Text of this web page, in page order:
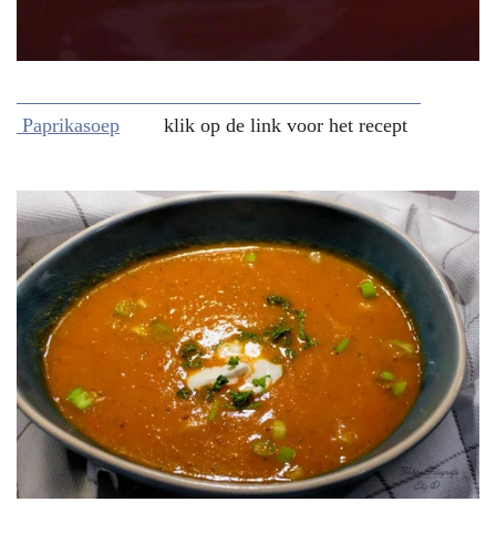
Paprikasoep klik op de link voor het recept